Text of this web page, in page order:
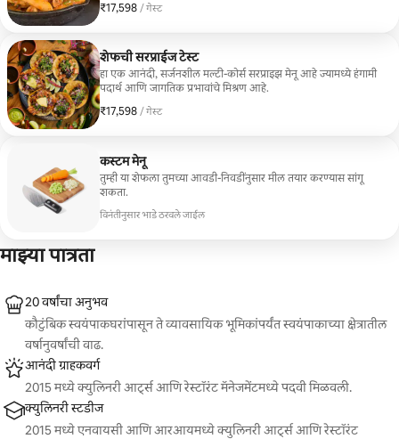
₹17,598 / गेस्ट
₹17,598 प्रति गेस्ट
शेफची सरप्राईज टेस्ट
हा एक आनंदी, सर्जनशील मल्टी-कोर्स सरप्राइझ मेनू आहे ज्यामध्ये हंगामी
पदार्थ आणि जागतिक प्रभावांचे मिश्रण आहे.
₹17,598 / गेस्ट
₹17,598 प्रति गेस्ट
कस्टम मेनू
तुम्ही या शेफला तुमच्या आवडी-निवडींनुसार मील तयार करण्यास सांगू
शकता.
विनंतीनुसार भाडे ठरवले जाईल
माझ्या पात्रता
20 वर्षांचा अनुभव
कौटुंबिक स्वयंपाकघरांपासून ते व्यावसायिक भूमिकांपर्यंत स्वयंपाकाच्या क्षेत्रातील
वर्षानुवर्षांची वाढ.
आनंदी ग्राहकवर्ग
2015 मध्ये क्युलिनरी आर्ट्स आणि रेस्टॉरंट मॅनेजमेंटमध्ये पदवी मिळवली.
क्युलिनरी स्टडीज
2015 मध्ये एनवायसी आणि आरआयमध्ये क्युलिनरी आर्ट्स आणि रेस्टॉरंट